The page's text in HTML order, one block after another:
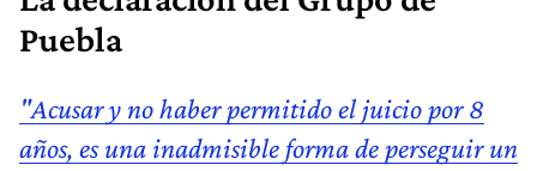
Puebla
"Acusar y no haber permitido el juicio por 8
años, es una inadmisible forma de perseguir un